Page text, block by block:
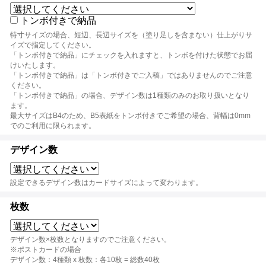
トンボ付きで納品
特寸サイズの場合、短辺、長辺サイズを（塗り足しを含まない）仕上がりサ
イズで指定してください。
「トンボ付きで納品」にチェックを入れますと、トンボを付けた状態でお届
けいたします。
「トンボ付きで納品」は「トンボ付きでご入稿」ではありませんのでご注意
ください。
「トンボ付きで納品」の場合、デザイン数は1種類のみのお取り扱いとなり
ます。
最大サイズはB4のため、B5表紙をトンボ付きでご希望の場合、背幅は0mm
でのご利用に限られます。
デザイン数
設定できるデザイン数はカードサイズによって変わります。
枚数
デザイン数×枚数となりますのでご注意ください。
※ポストカードの場合
デザイン数：4種類 x 枚数：各10枚 = 総数40枚